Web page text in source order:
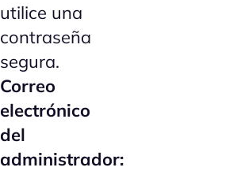
utilice una
contraseña
segura.
Correo
electrónico
del
administrador: